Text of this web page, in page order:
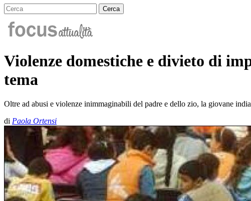
Violenze domestiche e divieto di
tema
Oltre ad abusi e violenze inimmaginabili del padre e dello zio, la giovane
di Paola Ortensi